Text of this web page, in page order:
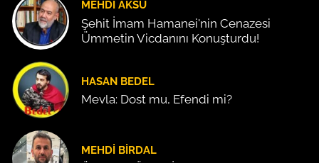
MEHDI AKSU
Şehit İmam Hamanei'nin Cenazesi
Ümmetin Vicdanını Konuşturdu!
HASAN BEDEL
Mevla: Dost mu, Efendi mi?
MEHDI BIRDAL